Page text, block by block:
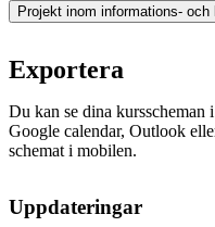
Projekt inom informations-
Exportera
Du kan se dina kursscheman
Google calendar, Outlook
schemat i mobilen.
Uppdateringar